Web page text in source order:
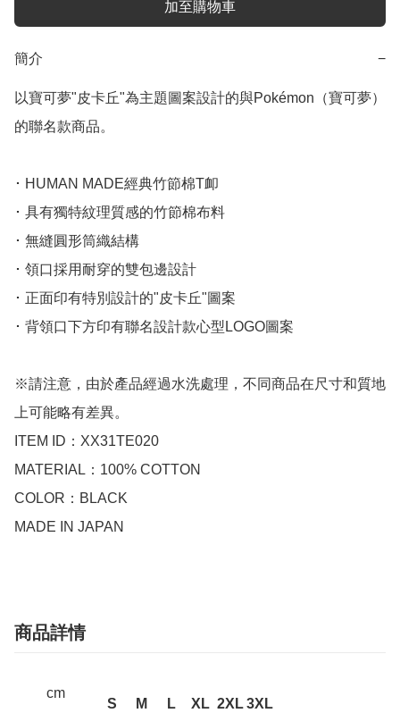
加至購物車
簡介 −
以寶可夢"皮卡丘"為主題圖案設計的與Pokémon（寶可夢）
的聯名款商品。
･ HUMAN MADE經典竹節棉T卹
･ 具有獨特紋理質感的竹節棉布料
･ 無縫圓形筒織結構
･ 領口採用耐穿的雙包邊設計
･ 正面印有特別設計的"皮卡丘"圖案
･ 背領口下方印有聯名設計款心型LOGO圖案
※請注意，由於產品經過水洗處理，不同商品在尺寸和質地
上可能略有差異。
ITEM ID：XX31TE020
MATERIAL：100% COTTON
COLOR：BLACK
MADE IN JAPAN
商品詳情
cm
S M L XL 2XL 3XL